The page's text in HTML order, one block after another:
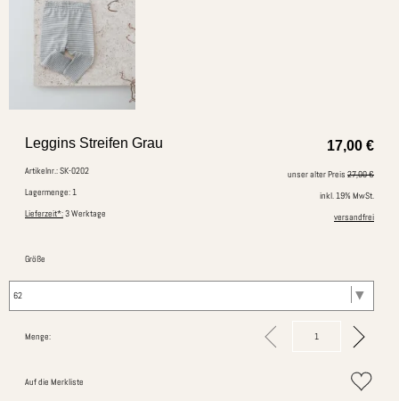
17,00 €
Leggins Streifen Grau
Artikelnr.: SK-0202
Lagermenge: 1
Lieferzeit*:3 Werktage
unser alter Preis 27,00 €
inkl. 19% MwSt.
versandfrei
Größe
Menge:
Auf die Merkliste